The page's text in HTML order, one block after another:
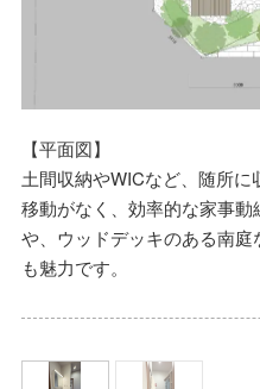
【平面図】
土間収納やWICなど、随所
移動がなく、効率的な家事
や、ウッドデッキのある南
も魅力です。